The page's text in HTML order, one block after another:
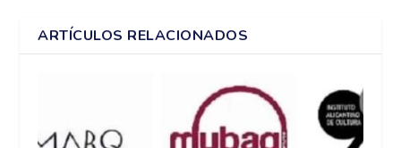
ARTÍCULOS RELACIONADOS